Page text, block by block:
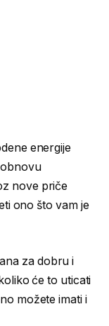
energije
nove priče
ono što vam je
za dobru i
će to uticati
možete imati i